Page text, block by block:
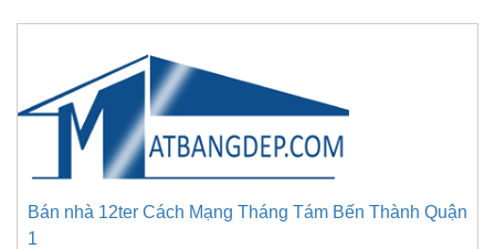
Bán nhà 12ter Cách Mạng Tháng Tám Bến Thành Quận
1